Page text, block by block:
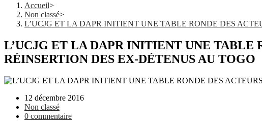
Accueil>
Non classé>
L’UCJG ET LA DAPR INITIENT UNE TABLE RONDE DES
L’UCJG ET LA DAPR INITIENT UNE TABLE
RÉINSERTION DES EX-DÉTENUS AU TOGO
Post
published:
12 décembre 2016
Post
category:
Non classé
Post
0 commentaire